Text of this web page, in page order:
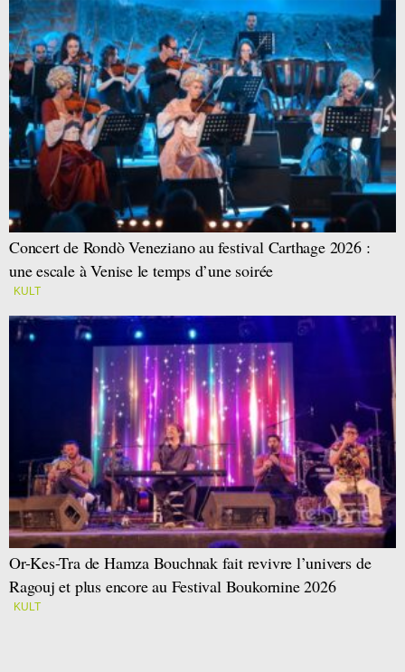
Concert de Rondò Veneziano au festival Carthage 2026 :
une escale à Venise le temps d’une soirée
KULT
Or-Kes-Tra de Hamza Bouchnak fait revivre l’univers de
Ragouj et plus encore au Festival Boukornine 2026
KULT